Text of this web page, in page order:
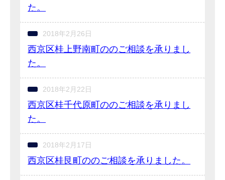
た。
2018年2月26日
西京区桂上野南町ののご相談を承りまし
た。
2018年2月22日
西京区桂千代原町ののご相談を承りまし
た。
2018年2月17日
西京区桂艮町ののご相談を承りました。